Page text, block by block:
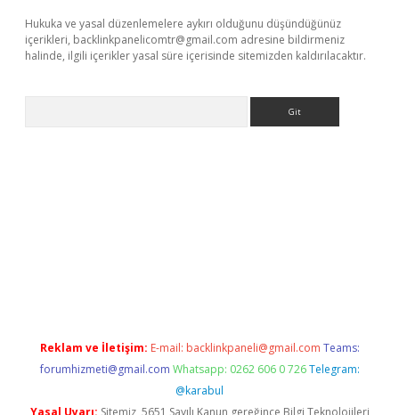
Hukuka ve yasal düzenlemelere aykırı olduğunu düşündüğünüz
içerikleri, backlinkpanelicomtr@gmail.com adresine bildirmeniz
halinde, ilgili içerikler yasal süre içerisinde sitemizden kaldırılacaktır.
Reklam ve İletişim: E-mail: backlinkpaneli@gmail.com Teams:
forumhizmeti@gmail.com Whatsapp: 0262 606 0 726 Telegram:
@karabul
Yasal Uyarı: Sitemiz, 5651 Sayılı Kanun gereğince Bilgi Teknolojileri